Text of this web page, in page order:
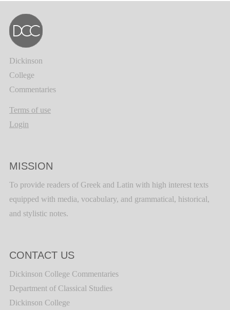
Dickinson
College
Commentaries
Terms of use
Login
MISSION
To provide readers of Greek and Latin with high interest texts
equipped with media, vocabulary, and grammatical, historical,
and stylistic notes.
CONTACT US
Dickinson College Commentaries
Department of Classical Studies
Dickinson College